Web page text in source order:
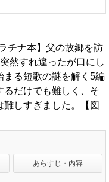
チナ本】父の故郷を訪
然すれ違ったが口にし
まる短歌の謎を解く5編
るだけでも難しく、そ
しすぎました。【図
あらすじ・内容